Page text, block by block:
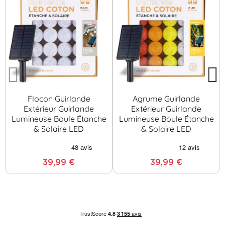
Flocon Guirlande
Extérieur Guirlande
Lumineuse Boule Étanche
& Solaire LED
39,99 €
Agrume Guirlande
Extérieur Guirlande
Lumineuse Boule Étanche
& Solaire LED
39,99 €